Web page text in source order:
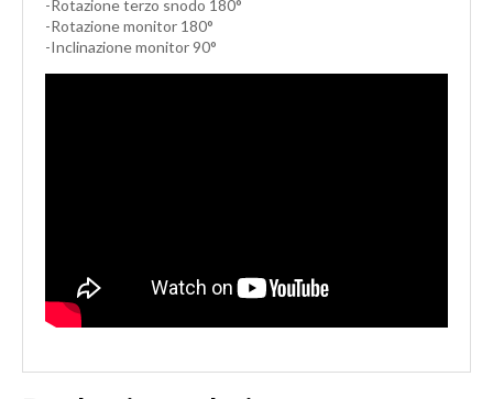
-Rotazione terzo snodo 180°
-Rotazione monitor 180°
-Inclinazione monitor 90°